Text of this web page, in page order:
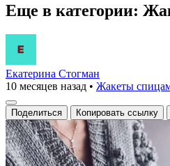
Еще в категории:
Екатерина Стогман
10 месяцев назад • Жакеты
Поделиться Копировать ссылку